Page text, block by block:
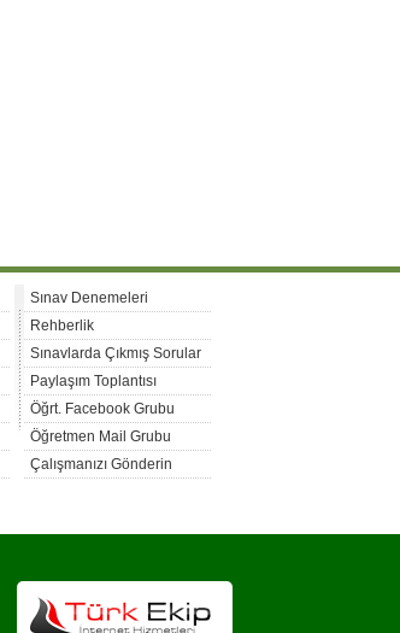
Sınav Denemeleri
Rehberlik
Sınavlarda Çıkmış Sorular
Paylaşım Toplantısı
Öğrt. Facebook Grubu
Öğretmen Mail Grubu
Çalışmanızı Gönderin